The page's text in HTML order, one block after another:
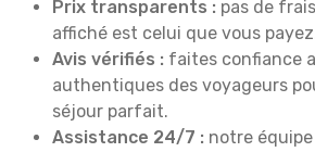
Prix transparents : pas de
affiché est celui que vous
Avis vérifiés : faites confiance
authentiques des voyageurs
séjour parfait.
Assistance 24/7 : notre